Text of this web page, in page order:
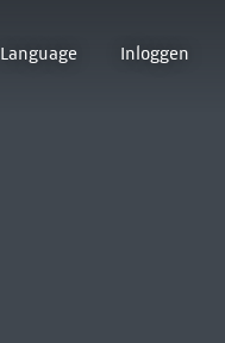
Language Inloggen